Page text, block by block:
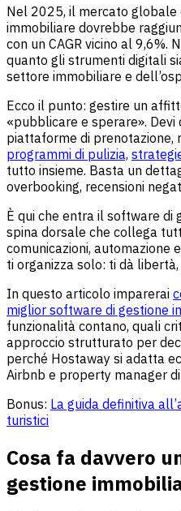
Nel 2025, il mercato globale
immobiliare dovrebbe
con un CAGR vicino al 9,6%.
quanto gli strumenti digitali
settore immobiliare e
Ecco il punto: gestire un
«pubblicare e sperare».
piattaforme di prenotazione,
programmi di pulizia,
tutto insieme. Basta un
overbooking, recensioni
È qui che entra il software di
spina dorsale che collega
comunicazioni, automazione
ti organizza solo: ti dà
In questo articolo imparerai
miglior software di gestione
funzionalità contano, quali
approccio strutturato per
perché Hostaway si adatta
Airbnb e property manager
Bonus: La guida definitiva
turistici
Cosa fa davvero
gestione